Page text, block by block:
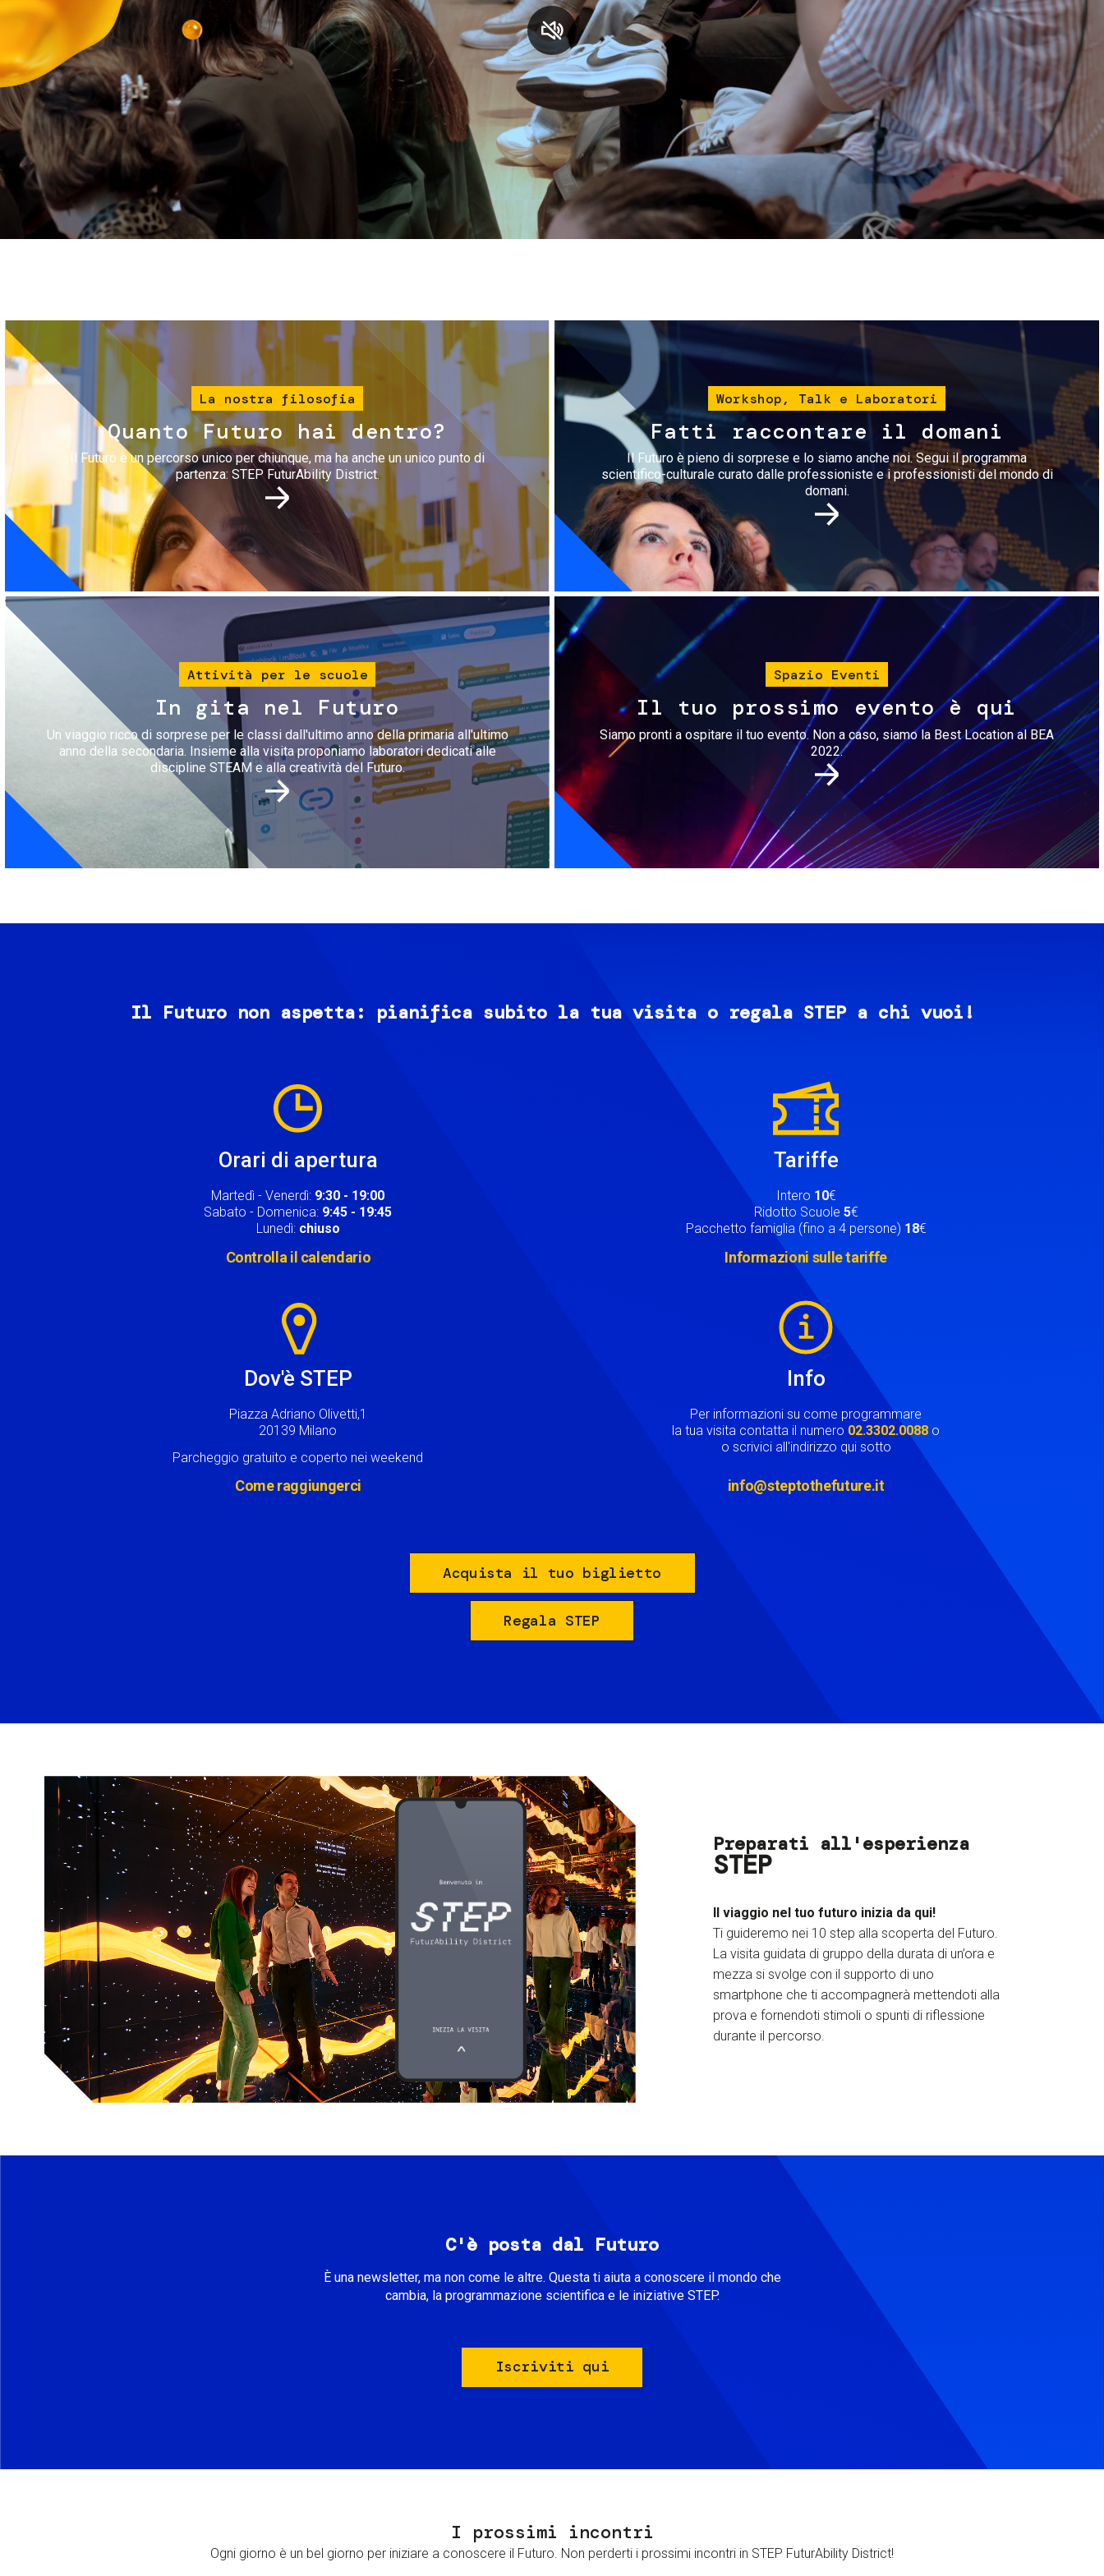
Servizi e accessibilità
Contatti
Biglietti
Immagine
La nostra filosofia
Quanto Futuro hai dentro?
Il Futuro è un percorso unico per chiunque, ma ha anche un unico punto di
partenza: STEP FuturAbility District.
Immagine
Workshop, Talk e Laboratori
Fatti raccontare il domani
Il Futuro è pieno di sorprese e lo siamo anche noi. Segui il programma
scientifico-culturale curato dalle professioniste e i professionisti del mondo di
domani.
Immagine
Attività per le scuole
In gita nel Futuro
Un viaggio ricco di sorprese per le classi dall'ultimo anno della primaria all'ultimo
anno della secondaria. Insieme alla visita proponiamo laboratori dedicati alle
discipline STEAM e alla creatività del Futuro.
Immagine
Spazio Eventi
Il tuo prossimo evento è qui
Siamo pronti a ospitare il tuo evento. Non a caso, siamo la Best Location al BEA
2022.
Il Futuro non aspetta: pianifica subito la tua visita o regala STEP a chi vuoi!
Orari di apertura
Martedì - Venerdì: 9:30 - 19:00
Sabato - Domenica: 9:45 - 19:45
Lunedì: chiuso
Controlla il calendario
Tariffe
Intero 10€
Ridotto Scuole 5€
Pacchetto famiglia (fino a 4 persone) 18€
Informazioni sulle tariffe
Dov'è STEP
Piazza Adriano Olivetti,1
20139 Milano
Parcheggio gratuito e coperto nei weekend
Come raggiungerci
Info
Per informazioni su come programmare
la tua visita contatta il numero 02.3302.0088 o
o scrivici all'indirizzo qui sotto
info@steptothefuture.it
Acquista il tuo biglietto
Regala STEP
Preparati all'esperienza
STEP
Il viaggio nel tuo futuro inizia da qui!
Ti guideremo nei 10 step alla scoperta del Futuro.
La visita guidata di gruppo della durata di un’ora e
mezza si svolge con il supporto di uno
smartphone che ti accompagnerà mettendoti alla
prova e fornendoti stimoli o spunti di riflessione
durante il percorso.
C'è posta dal Futuro
È una newsletter, ma non come le altre. Questa ti aiuta a conoscere il mondo che
cambia, la programmazione scientifica e le iniziative STEP.
Iscriviti qui
I prossimi incontri
Ogni giorno è un bel giorno per iniziare a conoscere il Futuro. Non perderti i prossimi incontri in STEP FuturAbility District!